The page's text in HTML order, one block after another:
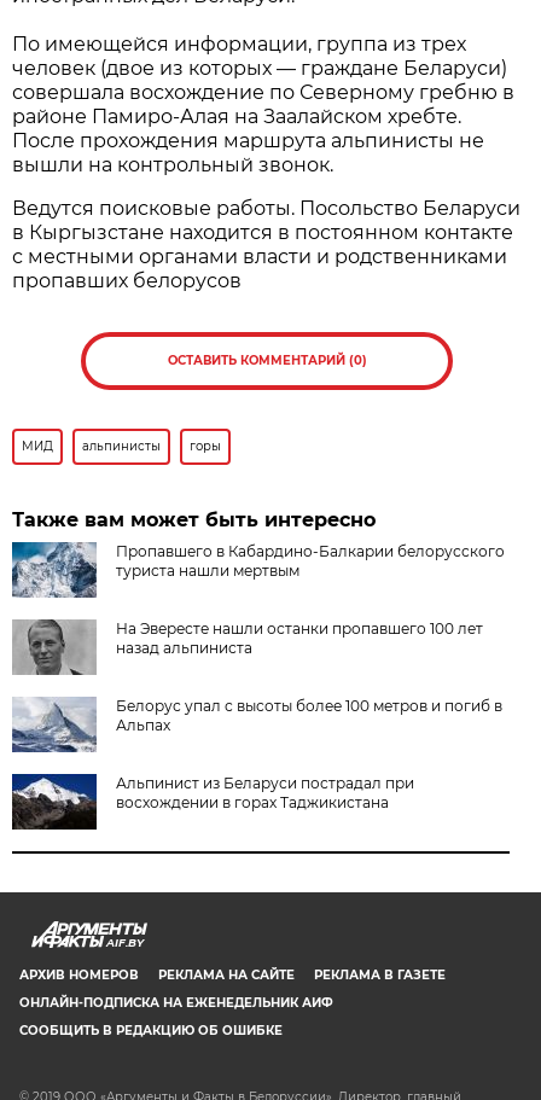
По имеющейся информации, группа из трех
человек (двое из которых — граждане Беларуси)
совершала восхождение по Северному гребню в
районе Памиро-Алая на Заалайском хребте.
После прохождения маршрута альпинисты не
вышли на контрольный звонок.
Ведутся поисковые работы. Посольство Беларуси
в Кыргызстане находится в постоянном контакте
с местными органами власти и родственниками
пропавших белорусов
ОСТАВИТЬ КОММЕНТАРИЙ (0)
МИД альпинисты горы
Также вам может быть интересно
Пропавшего в Кабардино-Балкарии белорусского
туриста нашли мертвым
На Эвересте нашли останки пропавшего 100 лет
назад альпиниста
Белорус упал с высоты более 100 метров и погиб в
Альпах
Альпинист из Беларуси пострадал при
восхождении в горах Таджикистана
AIF.BY
АРХИВ НОМЕРОВ РЕКЛАМА НА САЙТЕ
РЕКЛАМА В ГАЗЕТЕ
ОНЛАЙН-ПОДПИСКА НА ЕЖЕНЕДЕЛЬНИК АИФ
СООБЩИТЬ В РЕДАКЦИЮ ОБ ОШИБКЕ
© 2019 ООО «Аргументы и Факты в Белоруссии». Директор, главный